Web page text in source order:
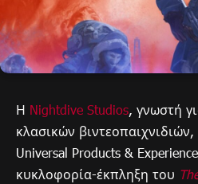
Η Nightdive Studios, γνωστή
κλασικών
Universal Products &
κυκλοφορία-έκπληξη του